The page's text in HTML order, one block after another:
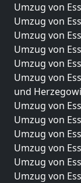
Umzug von
Umzug von
Umzug von
Umzug von
Umzug von
Umzug von
und
Umzug von
Umzug von
Umzug von
Umzug von
Umzug von
Umzug von